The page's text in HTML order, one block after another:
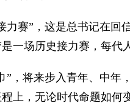
赛”，这是总书记在回
一场历史接力赛，每代
将来步入青年、中年
上，无论时代命题如何